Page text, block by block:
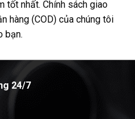
tốt nhất. Chính sách giao
hàng (COD) của chúng tôi
bạn.
24/7